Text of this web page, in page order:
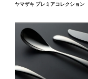
ヤマザキ プレミアコレクション